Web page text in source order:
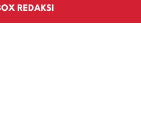
REDAKSI